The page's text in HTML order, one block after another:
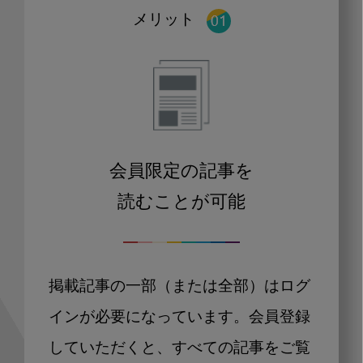
メリット
会員限定の記事を
読むことが可能
掲載記事の一部（または全部）はログ
インが必要になっています。会員登録
していただくと、すべての記事をご覧